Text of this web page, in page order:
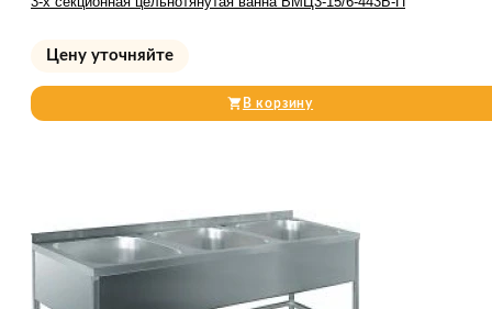
Цену уточняйте
В корзину